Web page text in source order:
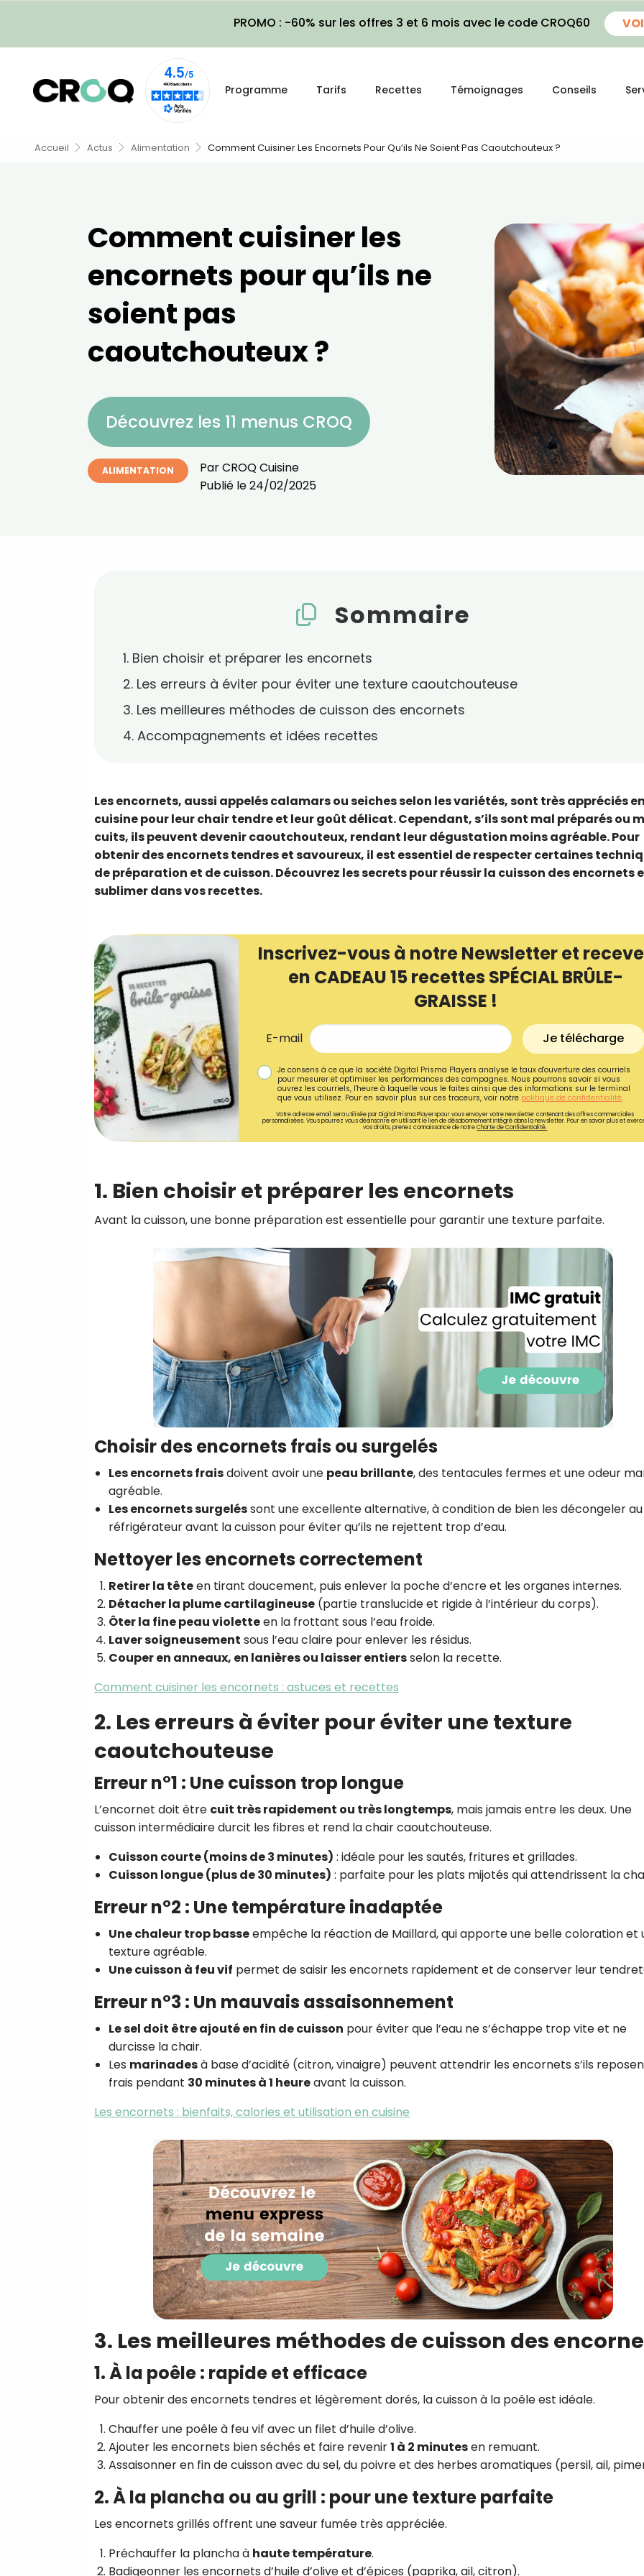
PROMO : -60% sur les offres 3 et 6 mois avec le code CROQ60
Programme Tarifs Recettes Témoignages Conseils
Accueil Actus Alimentation Comment Cuisiner Les Encornets Pour Qu’ils Ne Soient Pas Caoutchouteux ?
Comment cuisiner les
encornets pour qu’ils ne
soient pas
caoutchouteux ?
Découvrez les 11 menus CROQ
ALIMENTATION ParCROQ Cuisine
Publié le24/02/2025
Sommaire
1. Bien choisir et préparer les encornets
2. Les erreurs à éviter pour éviter une texture caoutchouteuse
3. Les meilleures méthodes de cuisson des encornets
4. Accompagnements et idées recettes
Les encornets, aussi appelés calamars ou seiches selon les variétés, sont très appréciés
cuisine pour leur chair tendre et leur goût délicat. Cependant, s’ils sont mal préparés ou
cuits, ils peuvent devenir caoutchouteux, rendant leur dégustation moins agréable. Pour
obtenir des encornets tendres et savoureux, il est essentiel de respecter certaines
de préparation et de cuisson. Découvrez les secrets pour réussir la cuisson des encornets
sublimer dans vos recettes.
Inscrivez-vous à notre Newsletter et
en CADEAU 15 recettes SPÉCIAL BRÛLE-
GRAISSE !
E-mail Je télécharge
Je consens à ce que la société Digital Prisma Players analyse le taux d'ouverture des courriels
pour mesurer et optimiser les performances des campagnes. Nous pourrons savoir si vous
ouvrez les courriels, l'heure à laquelle vous le faites ainsi que des informations sur le terminal
que vous utilisez. Pour en savoir plus sur ces traceurs, voir notre politique de confidentialité.
Votre adresse email sera utilisée par Digital Prisma Playerspour vous envoyer votre newsletter contenant des offres commerciales
personnalisées. Vous pourrez vous désinscrire en utilisant le lien de désabonnement intégré dans la newsletter. Pour en savoir plus et
vos droits, prenez connaissance de notreCharte de Confidentialité.
1. Bien choisir et préparer les encornets
Avant la cuisson, une bonne préparation est essentielle pour garantir une texture parfaite.
Choisir des encornets frais ou surgelés
Les encornets fraisdoivent avoir une peau brillante, des tentacules fermes et une odeur
agréable.
Les encornets surgeléssont une excellente alternative, à condition de bien les décongeler au
réfrigérateur avant la cuisson pour éviter qu’ils ne rejettent trop d’eau.
Nettoyer les encornets correctement
Retirer la têteen tirant doucement, puis enlever la poche d’encre et les organes internes.
Détacher la plume cartilagineuse (partie translucide et rigide à l’intérieur du corps).
Ôter la fine peau violetteen la frottant sous l’eau froide.
Laver soigneusement sous l’eau claire pour enlever les résidus.
Couper en anneaux, en lanières ou laisser entiersselon la recette.
Comment cuisiner les encornets : astuces et recettes
2. Les erreurs à éviter pour éviter une texture
caoutchouteuse
Erreur n°1 : Une cuisson trop longue
L’encornet doit être cuit très rapidement ou très longtemps, mais jamais entre les deux. Une
cuisson intermédiaire durcit les fibres et rend la chair caoutchouteuse.
Cuisson courte (moins de 3 minutes) : idéale pour les sautés, fritures et grillades.
Cuisson longue (plus de 30 minutes) : parfaite pour les plats mijotés qui attendrissent la
Erreur n°2 : Une température inadaptée
Une chaleur trop basseempêche la réaction de Maillard, qui apporte une belle coloration et
texture agréable.
Une cuisson à feu vif permet de saisir les encornets rapidement et de conserver leur
Erreur n°3 : Un mauvais assaisonnement
Le sel doit être ajouté en fin de cuisson pour éviter que l’eau ne s’échappe trop vite et ne
durcisse la chair.
Les marinadesà base d’acidité (citron, vinaigre) peuvent attendrir les encornets s’ils
frais pendant 30 minutes à 1 heureavant la cuisson.
Les encornets : bienfaits, calories et utilisation en cuisine
3. Les meilleures méthodes de cuisson des
1. À la poêle : rapide et efficace
Pour obtenir des encornets tendres et légèrement dorés, la cuisson à la poêle est idéale.
Chauffer une poêle à feu vif avec un filet d’huile d’olive.
Ajouter les encornets bien séchés et faire revenir1 à 2 minutesen remuant.
Assaisonner en fin de cuisson avec du sel, du poivre et des herbes aromatiques (persil, ail,
2. À la plancha ou au grill : pour une texture parfaite
Les encornets grillés offrent une saveur fumée très appréciée.
Préchauffer la plancha à haute température.
Badigeonner les encornets d’huile d’olive et d’épices (paprika, ail, citron).
Recevez
recettes inédites de
!
Ainsi que la newsletter
Je consens à ce que la société
Prisma Players analyse le taux
des courriels pour mesurer et
performances des campagnes.
pourrons savoir si vous ouvrez les
l'heure à laquelle vous le faites
voir notrepolitique de